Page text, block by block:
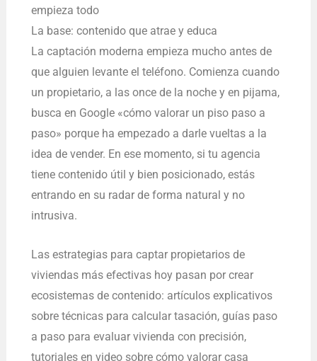
empieza todo
La base: contenido que atrae y educa
La captación moderna empieza mucho antes de
que alguien levante el teléfono. Comienza cuando
un propietario, a las once de la noche y en pijama,
busca en Google «cómo valorar un piso paso a
paso» porque ha empezado a darle vueltas a la
idea de vender. En ese momento, si tu agencia
tiene contenido útil y bien posicionado, estás
entrando en su radar de forma natural y no
intrusiva.
Las estrategias para captar propietarios de
viviendas más efectivas hoy pasan por crear
ecosistemas de contenido: artículos explicativos
sobre técnicas para calcular tasación, guías paso
a paso para evaluar vivienda con precisión,
tutoriales en video sobre cómo valorar casa